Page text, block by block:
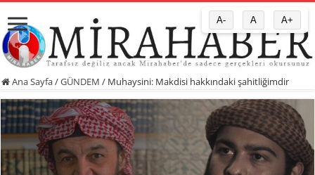
Ana Sayfa/GÜNDEM / Muhaysini: Makdisi hakkındaki şahitliğimdir
A- A A+